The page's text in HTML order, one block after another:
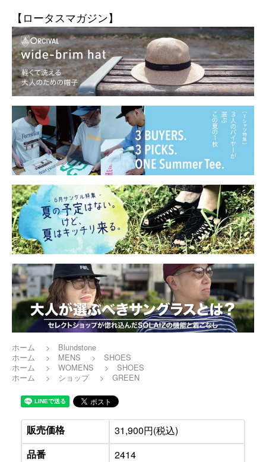
【ロータスマガジン】
ホーム >
Blundstone
ホーム
> MENS >
SHOES
ホーム
> WOMENS >
SHOES
ホーム
> ショップ > GREEN
販売価格
31,900円(税込)
品番
2414